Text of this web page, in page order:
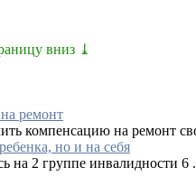
вниз ⤓
ремонт
компенсацию на ремонт
но и на себя
на 2 группе инвалидности 6